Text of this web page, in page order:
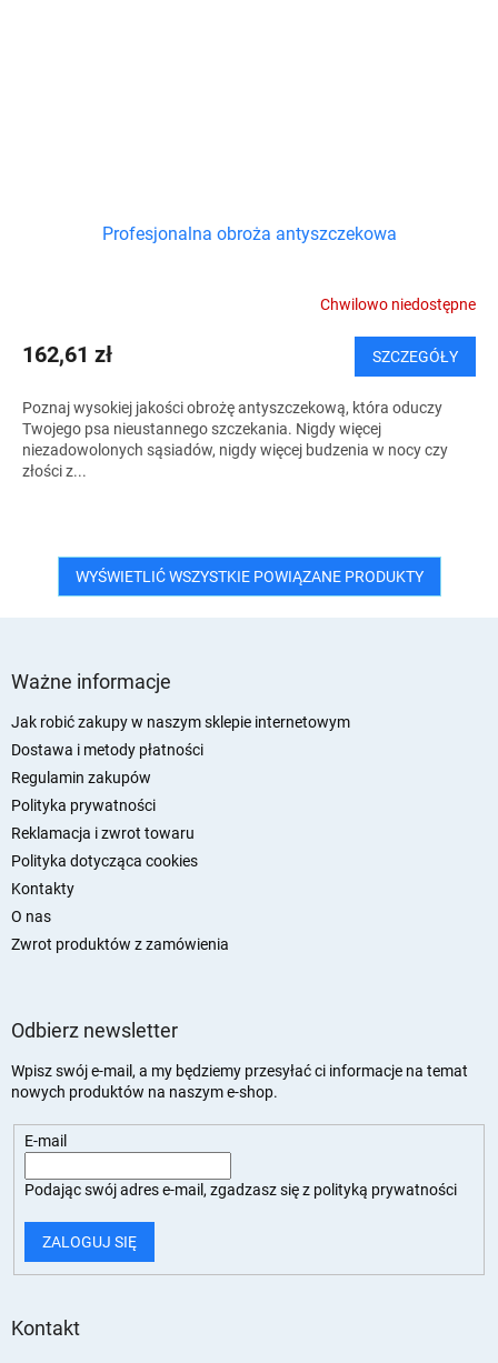
Profesjonalna obroża antyszczekowa
Chwilowo niedostępne
162,61 zł SZCZEGÓŁY
Poznaj wysokiej jakości obrożę antyszczekową, która oduczy
Twojego psa nieustannego szczekania. Nigdy więcej
niezadowolonych sąsiadów, nigdy więcej budzenia w nocy czy
złości z...
WYŚWIETLIĆ WSZYSTKIE POWIĄZANE PRODUKTY
Ważne informacje
Jak robić zakupy w naszym sklepie internetowym
Dostawa i metody płatności
Regulamin zakupów
Polityka prywatności
Reklamacja i zwrot towaru
Polityka dotycząca cookies
Kontakty
O nas
Zwrot produktów z zamówienia
Odbierz newsletter
Wpisz swój e-mail, a my będziemy przesyłać ci informacje na temat
nowych produktów na naszym e-shop.
E-mail
Podając swój adres e-mail, zgadzasz się z polityką prywatności
ZALOGUJ SIĘ
Kontakt